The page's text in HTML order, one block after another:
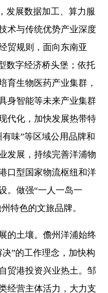
发展数据加工、算力服
术与传统优势产业深度
贸规则，面向东南亚
数字经济桥头堡；依托
育生物医药产业集群，
身智能等未来产业集群
代化，加快发展热带特
味”等区域公用品牌和
发展，持续完善洋浦物
口型国家物流枢纽和洋
。做强“一人一岛一
特色的文旅品牌。
土壤。儋州洋浦始终
”的工作理念，加快构
贸港投资兴业热土。邹
经营主体活力，大力支